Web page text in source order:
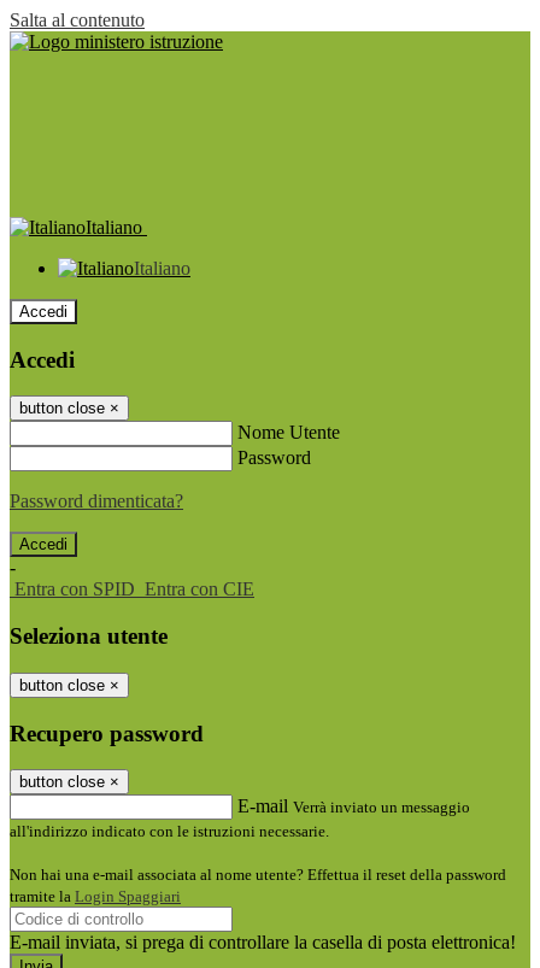
Salta al contenuto
Italiano
Italiano
Accedi
Accedi
button close ×
Nome Utente
Password
Password dimenticata?
-
Entra con SPID Entra con CIE
Seleziona utente
button close ×
Recupero password
button close ×
E-mail Verrà inviato un messaggio
all'indirizzo indicato con le istruzioni necessarie.
Non hai una e-mail associata al nome utente? Effettua il reset della password
tramite la Login Spaggiari
E-mail inviata, si prega di controllare la casella di posta elettronica!